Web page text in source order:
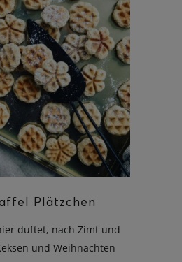
Plätzchen
duftet, nach Zimt und
und Weihnachten